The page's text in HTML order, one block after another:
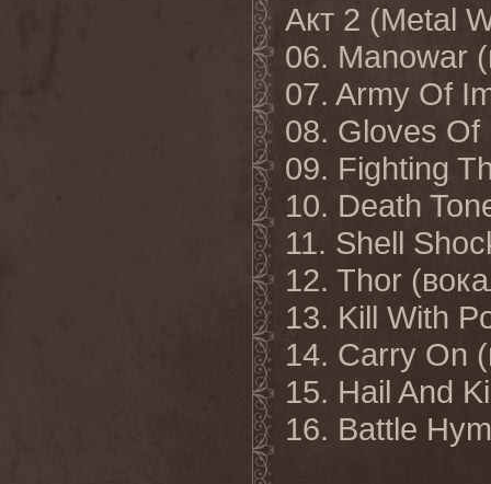
Акт 2 (Metal
06. Manowar
07. Army Of
08. Gloves
09. Fighting
10. Death
11. Shell
12. Thor
13. Kill With
14. Carry On
15. Hail And
16. Battle